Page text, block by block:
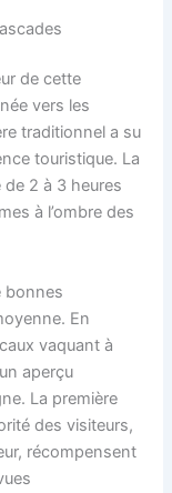
de cette
vers les
traditionnel a su
touristique. La
de 2 à 3 heures
à l’ombre des
bonnes
En
vaquant à
aperçu
La première
des visiteurs,
récompensent